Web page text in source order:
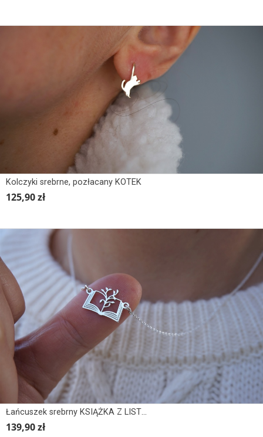
Kolczyki srebrne, pozłacany KOTEK
125,90 zł
Łańcuszek srebrny KSIĄŻKA Z LISTKAMI 2
139,90 zł